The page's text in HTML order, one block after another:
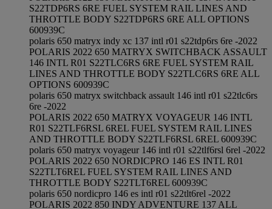
S22TDP6RS 6RE FUEL SYSTEM RAIL LINES AND
THROTTLE BODY S22TDP6RS 6RE ALL OPTIONS
600939C
polaris 650 matryx indy xc 137 intl r01 s22tdp6rs 6re -2022
POLARIS 2022 650 MATRYX SWITCHBACK ASSAULT
146 INTL R01 S22TLC6RS 6RE FUEL SYSTEM RAIL
LINES AND THROTTLE BODY S22TLC6RS 6RE ALL
OPTIONS 600939C
polaris 650 matryx switchback assault 146 intl r01 s22tlc6rs
6re -2022
POLARIS 2022 650 MATRYX VOYAGEUR 146 INTL
R01 S22TLF6RSL 6REL FUEL SYSTEM RAIL LINES
AND THROTTLE BODY S22TLF6RSL 6REL 600939C
polaris 650 matryx voyageur 146 intl r01 s22tlf6rsl 6rel -2022
POLARIS 2022 650 NORDICPRO 146 ES INTL R01
S22TLT6REL FUEL SYSTEM RAIL LINES AND
THROTTLE BODY S22TLT6REL 600939C
polaris 650 nordicpro 146 es intl r01 s22tlt6rel -2022
POLARIS 2022 850 INDY ADVENTURE 137 ALL